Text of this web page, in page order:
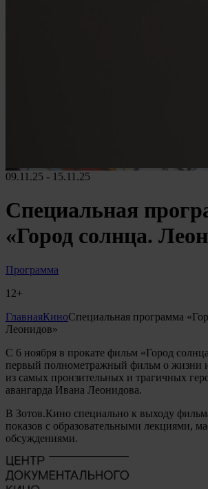
09.11.25 - 15.11.25
Специальная
«Город солнца.
Программа
12+
ГлавнаяКиноСпециальная программа
Леонидов»
С 6 ноября в прокате фильм «Город
первый полнометражный фильм о жизни и
из самых пронзительных и трагичных
авангарда Ивана Леонидова.
В Зотов.Кино специально к выходу
показов с образовательными лекциями,
обсуждениями.